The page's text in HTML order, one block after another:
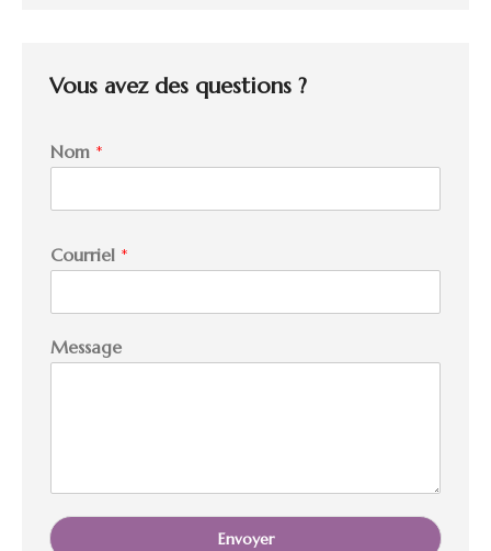
Vous avez des questions ?
Nom *
M
e
s
g
Courriel *
Message
Envoyer